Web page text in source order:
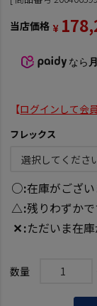
当店価格 ¥
なら
【ログインして会
フレックス
○ 在庫がござい
△ 残りわずかで
✕ ただいま在庫